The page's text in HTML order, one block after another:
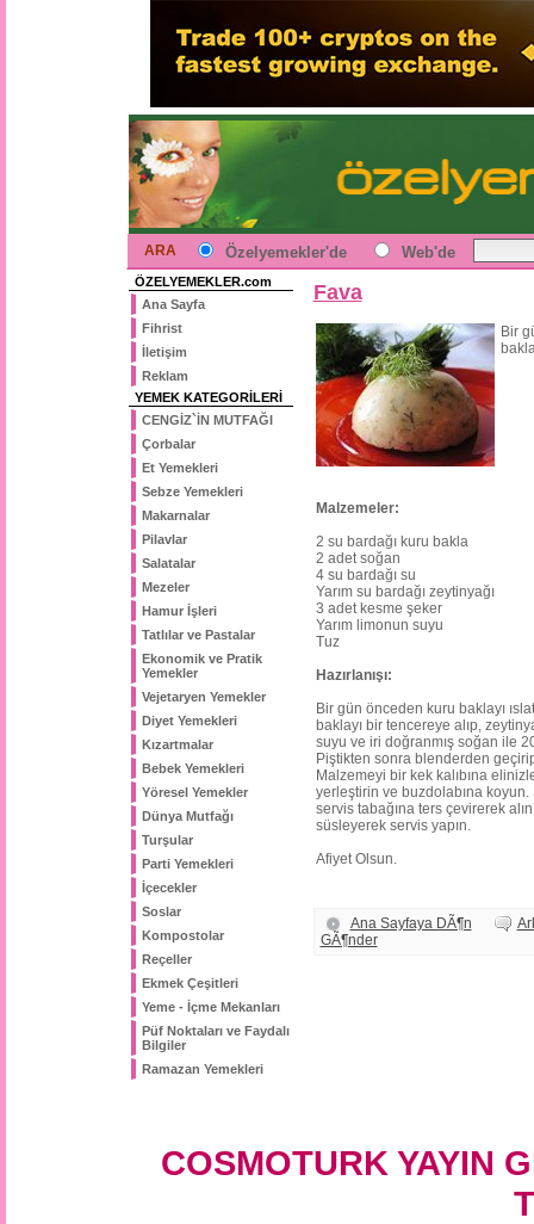
ARA Özelyemekler'de Web'de
ÖZELYEMEKLER.com
Ana Sayfa
Fihrist
İletişim
Reklam
YEMEK KATEGORİLERİ
CENGİZ`İN MUTFAĞI
Çorbalar
Et Yemekleri
Sebze Yemekleri
Makarnalar
Pilavlar
Salatalar
Mezeler
Hamur İşleri
Tatlılar ve Pastalar
Ekonomik ve Pratik
Yemekler
Vejetaryen Yemekler
Diyet Yemekleri
Kızartmalar
Bebek Yemekleri
Yöresel Yemekler
Dünya Mutfağı
Turşular
Parti Yemekleri
İçecekler
Soslar
Kompostolar
Reçeller
Ekmek Çeşitleri
Yeme - İçme Mekanları
Püf Noktaları ve Faydalı
Bilgiler
Ramazan Yemekleri
Fava
Bir
Malzemeler:
2 su bardağı kuru bakla
2 adet soğan
4 su bardağı su
Yarım su bardağı zeytinyağı
3 adet kesme şeker
Yarım limonun suyu
Tuz
Hazırlanışı:
Bir gün önceden kuru baklayı
baklayı bir tencereye alıp,
suyu ve iri doğranmış soğan ile
Piştikten sonra blenderden
Malzemeyi bir kek kalıbına
yerleştirin ve buzdolabına
servis tabağına ters çevirerek
süsleyerek servis yapın.
Afiyet Olsun.
Ana Sayfaya DÃ¶n
GÃ¶nder
COSMOTURK YAYIN